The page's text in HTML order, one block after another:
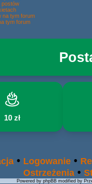
postów
na tym forum
tym forum
10 zł
• Logowanie •
Ostrzeżenia •
Powered by phpBB modified by